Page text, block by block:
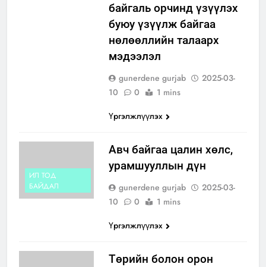
байгаль орчинд үзүүлэх
буюу үзүүлж байгаа
нөлөөллийн талаарх
мэдээлэл
gunerdene gurjab
2025-03-
10
0
1 mins
Үргэлжлүүлэх
ИЛ ТОД
БАЙДАЛ
Авч байгаа цалин хөлс,
урамшууллын дүн
gunerdene gurjab
2025-03-
10
0
1 mins
Үргэлжлүүлэх
Төрийн болон орон